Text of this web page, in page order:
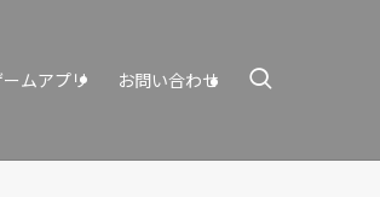
ムアプリ お問い合わせ